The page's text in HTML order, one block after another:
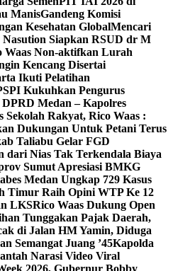
ManisGandeng Komisi
Kesehatan GlobalMencari
Siapkan RSUD dr M
Waas Non-aktifkan Lurah
Kencang Disertai
Ikuti Pelatihan
Kukuhkan Pengurus
Medan – Kapolres
Rakyat, Rico Waas :
Dukungan Untuk Petani Terus
Taliabu Gelar FGD
dari Nias Tak Terkendala Biaya
Sumut Apresiasi BMKG
Medan Ungkap 729 Kasus
Timur Raih Opini WTP Ke 12
LKSRico Waas Dukung Open
Tunggakan Pajak Daerah,
di Jalan HM Yamin, Diduga
Semangat Juang ’45Kapolda
Narasi Video Viral
2026, Gubernur Bobby